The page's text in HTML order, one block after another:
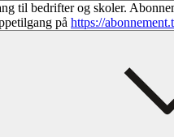
til bedrifter og skoler.
på https://